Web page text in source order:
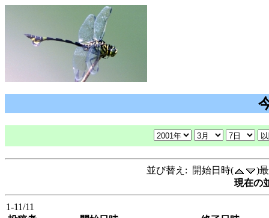
並び替え: 開始日時(
)
現在の
1-11/11